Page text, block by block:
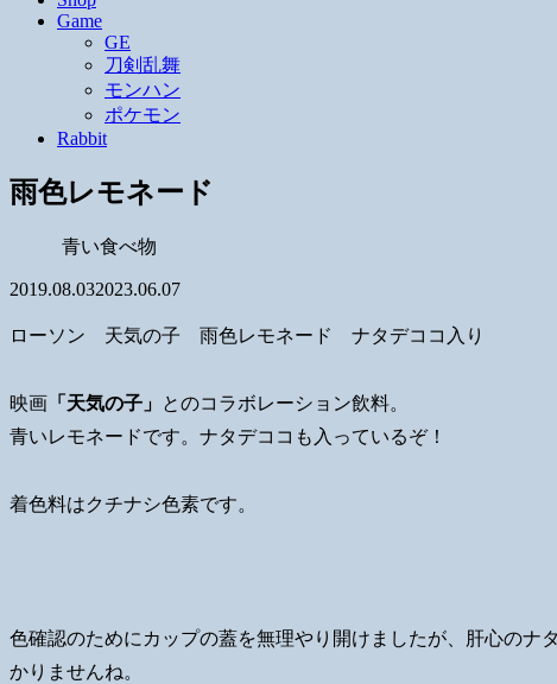
Game
GE
刀剣乱舞
モンハン
ポケモン
Rabbit
雨色レモネード
青い食べ物
2019.08.032023.06.07
ローソン 天気の子 雨色レモネード ナタデココ入り
映画 「天気の子」 とのコラボレーション飲料。
青いレモネードです。ナタデココも入っているぞ！
着色料はクチナシ色素です。
色確認のためにカップの蓋を無理やり開けましたが、肝心のナ
かりませんね。